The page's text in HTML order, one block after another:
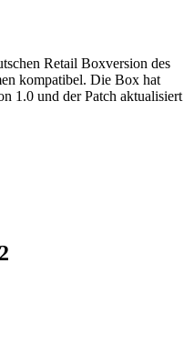
Retail Boxversion des
kompatibel. Die Box hat
1.0 und der Patch aktualisiert